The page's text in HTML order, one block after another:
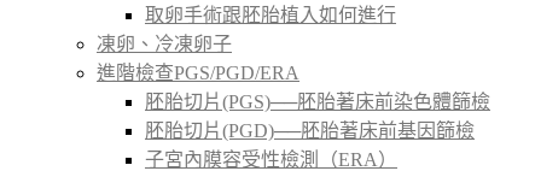
取卵手術跟胚胎植入如何進行
凍卵、冷凍卵子
進階檢查PGS/PGD/ERA
胚胎切片(PGS)──胚胎著床前染色體篩檢
胚胎切片(PGD)──胚胎著床前基因篩檢
子宮內膜容受性檢測（ERA）